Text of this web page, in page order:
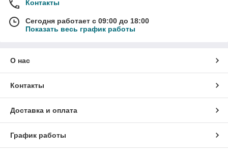
Контакты
Сегодня работает с 09:00 до 18:00
Показать весь график работы
О нас
Контакты
Доставка и оплата
График работы